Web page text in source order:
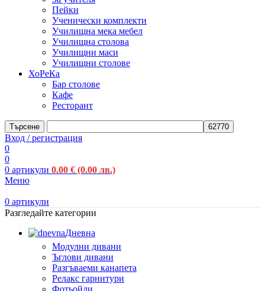
Пейки
Ученически комплекти
Училищна мека мебел
Училищна столова
Училищни маси
Училищни столове
ХоРеКа
Бар столове
Кафе
Ресторант
Търсене
Вход / регистрация
0
0
0 артикули 0.00 € (0.00 лв.)
Меню
0 артикули
Разгледайте категории
Дневна
Модулни дивани
Ъглови дивани
Разгъваеми канапета
Релакс гарнитури
Фотьойли